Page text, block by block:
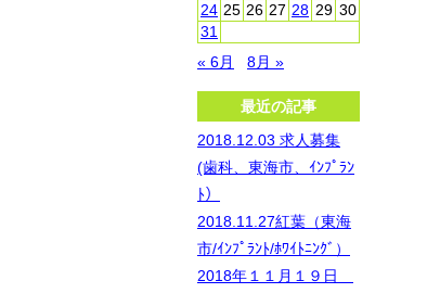
24 25 26 27 28 29 30
31
« 6月
8月 »
最近の記事
2018.12.03 求人募集
(歯科、東海市、ｲﾝﾌﾟﾗﾝ
ﾄ）
2018.11.27紅葉（東海
市/ｲﾝﾌﾟﾗﾝﾄ/ﾎﾜｲﾄﾆﾝｸﾞ）
2018年１１月１９日